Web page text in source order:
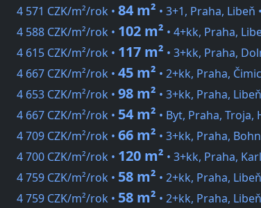
4 571 CZK/m²/rok • 84 m² • 3+1, Praha, Libeň •
4 588 CZK/m²/rok • 102 m² • 4+kk, Praha,
4 615 CZK/m²/rok • 117 m² • 3+kk, Praha,
4 667 CZK/m²/rok • 45 m² • 2+kk, Praha,
4 653 CZK/m²/rok • 98 m² • 3+kk, Praha,
4 667 CZK/m²/rok • 54 m² • Byt, Praha, Troja,
4 709 CZK/m²/rok • 66 m² • 3+kk, Praha,
4 700 CZK/m²/rok • 120 m² • 3+kk, Praha,
4 759 CZK/m²/rok • 58 m² • 2+kk, Praha,
4 759 CZK/m²/rok • 58 m² • 2+kk, Praha,